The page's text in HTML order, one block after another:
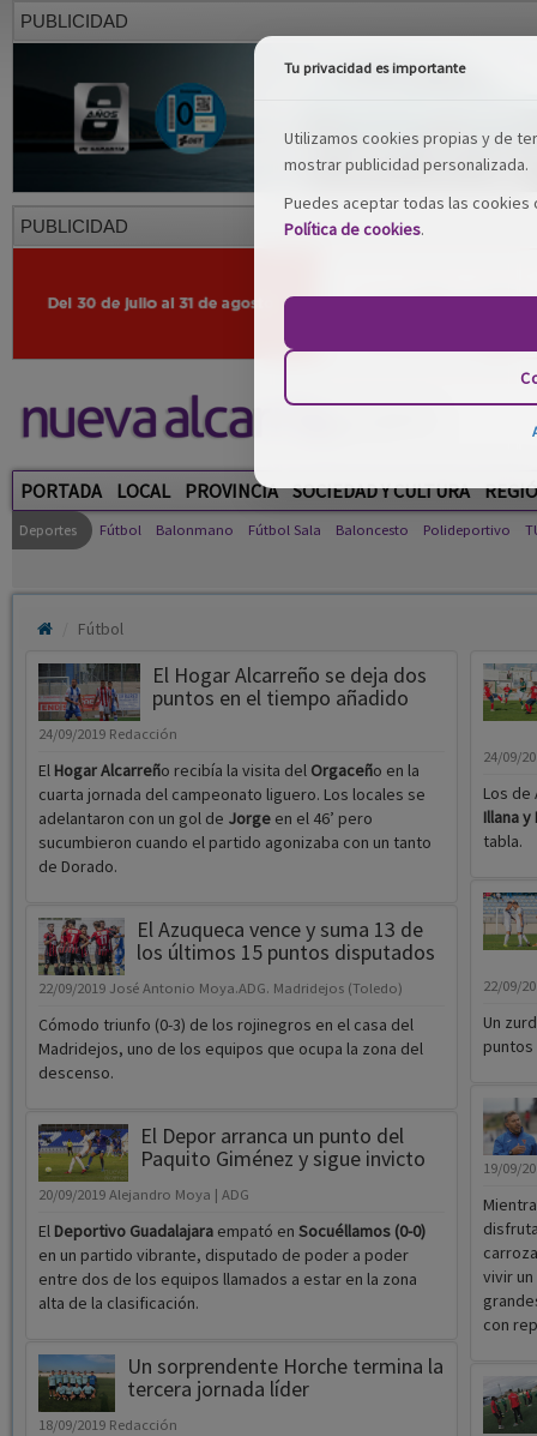
PUBLICIDAD
PUBLICIDAD
PORTADA LOCAL PROVINCIA SOCIEDAD Y CULTURA
Deportes Fútbol Balonmano Fútbol Sala Baloncesto Polideportivo
Fútbol
El Hogar Alcarreño se deja dos
puntos en el tiempo añadido
24/09/2019 Redacción
El Hogar Alcarreño recibía la visita del Orgaceño en la
cuarta jornada del campeonato liguero. Los locales se
adelantaron con un gol de Jorgeen el 46’ pero
sucumbieron cuando el partido agonizaba con un tanto
de Dorado.
El Azuqueca vence y suma 13 de
los últimos 15 puntos disputados
22/09/2019 José Antonio Moya.ADG. Madridejos (Toledo)
Cómodo triunfo (0-3) de los rojinegros en el casa del
Madridejos, uno de los equipos que ocupa la zona del
descenso.
El Depor arranca un punto del
Paquito Giménez y sigue invicto
20/09/2019 Alejandro Moya | ADG
El Deportivo Guadalajaraempató en Socuéllamos (0-0)
en un partido vibrante, disputado de poder a poder
entre dos de los equipos llamados a estar en la zona
alta de la clasificación.
Un sorprendente Horche termina la
tercera jornada líder
18/09/2019 Redacción
24/09/
Los
Illana
tabla.
22/09/
Un
19/09/
vivir
con
Tu privacidad es importante
Utilizamos cookies propias y de
mostrar publicidad personalizada.
Puedes aceptar todas las
Política de cookies.